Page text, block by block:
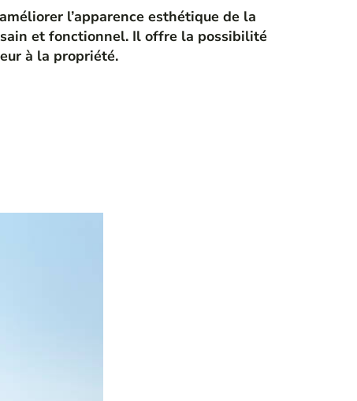
l’apparence esthétique de la
sain et fonctionnel. Il offre la possibilité
à la propriété.